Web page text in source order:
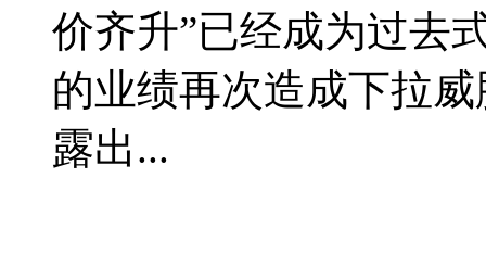
价齐升”已经成为过去
的业绩再次造成下拉
露出...